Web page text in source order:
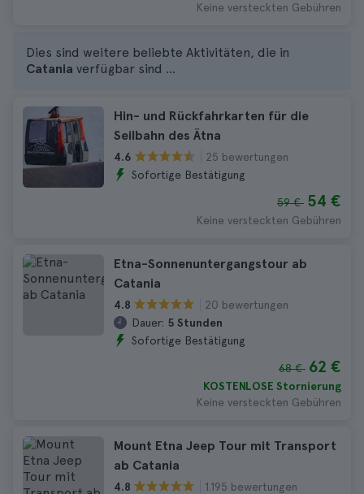
Keine versteckten Gebühren
Dies sind weitere beliebte Aktivitäten, die in
Catania verfügbar sind ...
Hin- und Rückfahrkarten für die
Seilbahn des Ätna
4.6
25 bewertungen
Sofortige Bestätigung
59 € 54 €
Keine versteckten Gebühren
Etna-Sonnenuntergangstour ab
Catania
4.8
20 bewertungen
Dauer: 5 Stunden
Sofortige Bestätigung
68 € 62 €
KOSTENLOSE Stornierung
Keine versteckten Gebühren
Mount Etna Jeep Tour mit Transport
ab Catania
4.8
1.195 bewertungen